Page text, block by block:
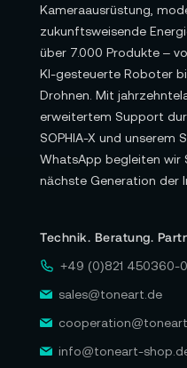
Kameraausrüstung,
zukunftsweisende
über 7.000 Produkte –
KI-gesteuerte Roboter
Drohnen. Mit
erweitertem Support
SOPHIA-X und unserem
WhatsApp begleiten wir
nächste Generation der
Technik. Beratung.
+49 (0)821 450360-0
sales@toneart.de
info@toneart-